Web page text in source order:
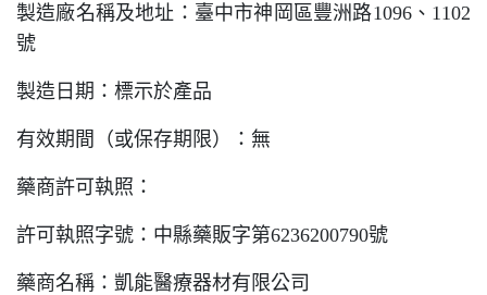
製造廠名稱及地址：臺中市神岡區豐洲路1096、 1102
號
製造日期：標示於產品
有效期間（或保存期限）：無
藥商許可執照：
許可執照字號：中縣藥販字第6236200790號
藥商名稱：凱能醫療器材有限公司